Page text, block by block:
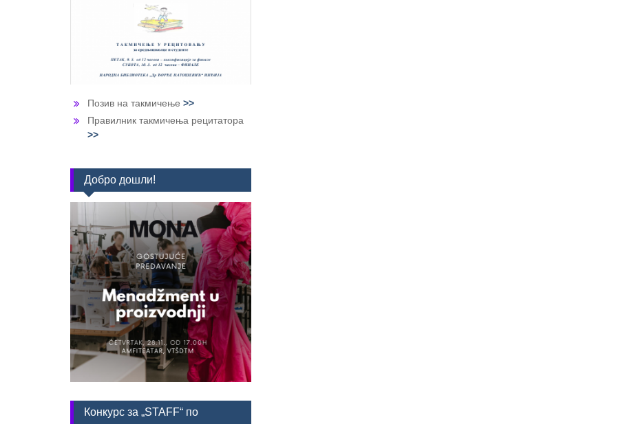
Позив на такмичење >>
Правилник такмичења рецитатора
>>
Добро дошли!
Конкурс за „STAFF“ по